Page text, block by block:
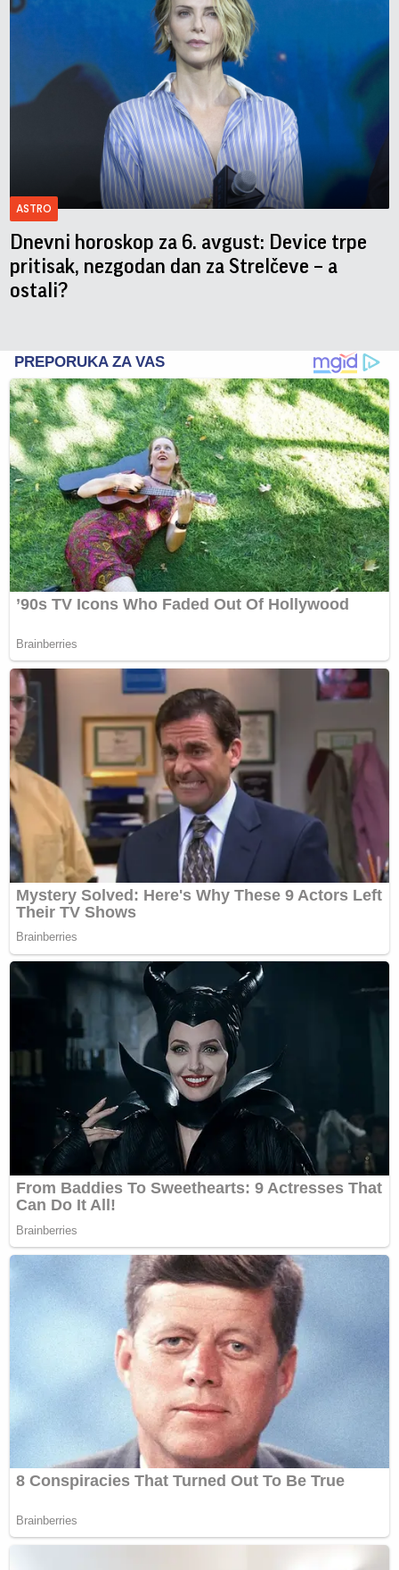
ASTRO
Dnevni horoskop za 6. avgust: Device trpe
pritisak, nezgodan dan za Strelčeve – a
ostali?